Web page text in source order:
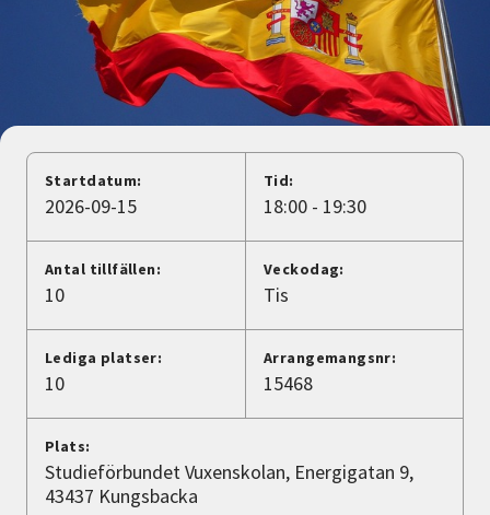
Starta studiecirkel
Cirkelledare
Nyheter
Avdelningar
Lyssna
Startdatum:
2026-09-15
Tid:
18:00 - 19:30
Antal tillfällen:
10
Veckodag:
Tis
Lediga platser:
10
Arrangemangsnr:
15468
Plats:
Studieförbundet Vuxenskolan, Energigatan 9,
43437 Kungsbacka